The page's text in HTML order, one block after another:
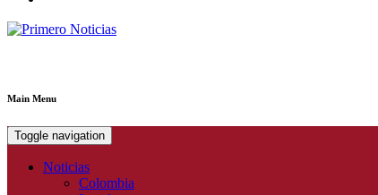
Main Menu
Toggle navigation
Noticias
Colombia